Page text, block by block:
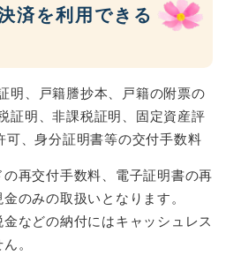
済を利用できる
明、戸籍謄抄本、戸籍の附票の
証明、非課税証明、固定資産評
可、身分証明書等の交付手数料
再交付手数料、電子証明書の再
のみの取扱いとなります。
などの納付にはキャッシュレス
。